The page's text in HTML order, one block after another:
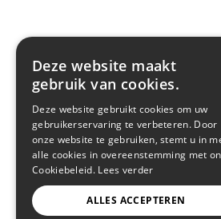
Deze website maakt
gebruik van cookies.
Deze website gebruikt cookies om uw
gebruikerservaring te verbeteren. Door
onze website te gebruiken, stemt u in
alle cookies in overeenstemming met
Cookiebeleid. Lees verder
ALLES ACCEPTEREN